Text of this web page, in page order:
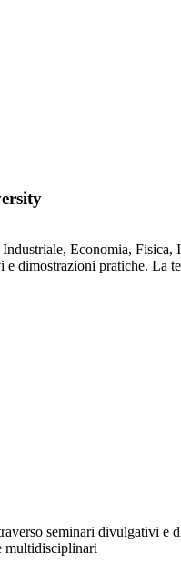
Economia, Fisica,
dimostrazioni pratiche. La
seminari divulgativi e
multidisciplinari